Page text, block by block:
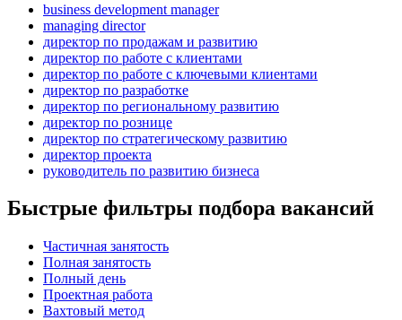
business development manager
managing director
директор по продажам и развитию
директор по работе с клиентами
директор по работе с ключевыми клиентами
директор по разработке
директор по региональному развитию
директор по рознице
директор по стратегическому развитию
директор проекта
руководитель по развитию бизнеса
Быстрые фильтры подбора вакансий
Частичная занятость
Полная занятость
Полный день
Проектная работа
Вахтовый метод